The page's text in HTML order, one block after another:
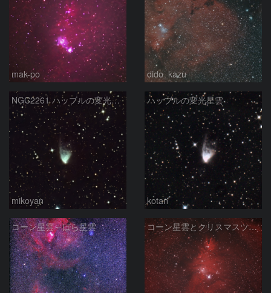
mak-po dido_kazu
NGC2261 ハッブルの変光星雲
mikoyan
ハッブルの変光星雲
kotan
コーン星雲～ばら星雲 241231 コーン星雲とクリスマスツリー星団 NGC2264